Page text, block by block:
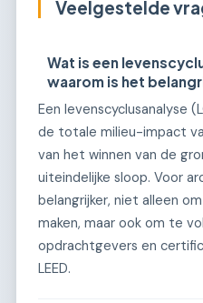
Veelgestelde
Wat is een
waarom is het
Een levenscyclusanalyse
de totale milieu-impact
van het winnen van de
uiteindelijke sloop. Voor
belangrijker, niet alleen
maken, maar ook om te
opdrachtgevers en
LEED.